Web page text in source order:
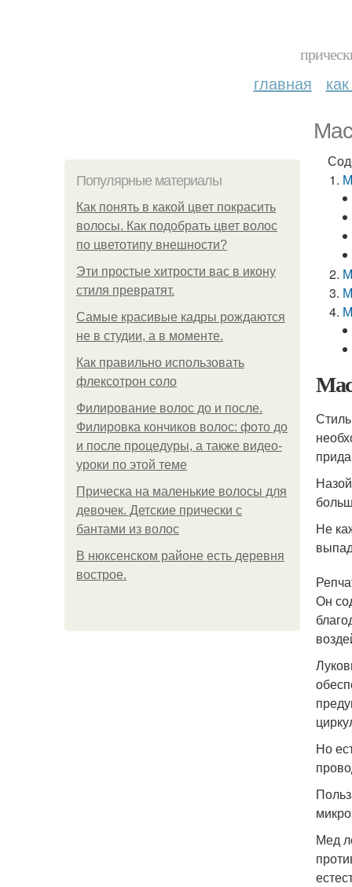
главная
Популярные материалы
Как понять в какой цвет покрасить
волосы. Как подобрать цвет волос
по цветотипу внешности?
Эти простые хитрости вас в икону
стиля превратят.
Самые красивые кадры рождаются
не в студии, а в моменте.
Как правильно использовать
флексотрон соло
Филирование волос до и после.
Филировка кончиков волос: фото до
и после процедуры, а также видео-
уроки по этой теме
Прическа на маленькие волосы для
девочек. Детские прически с
бантами из волос
В нюксенском районе есть деревня
вострое.
Не
Он
Но
Мед